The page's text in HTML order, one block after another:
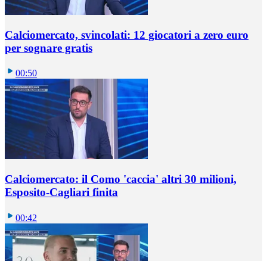
Calciomercato, svincolati: 12 giocatori a zero euro
per sognare gratis
00:50
Calciomercato: il Como 'caccia' altri 30 milioni,
Esposito-Cagliari finita
00:42